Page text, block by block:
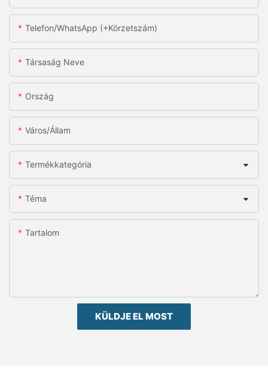
Telefon/WhatsApp (+körzetszám)
Társaság Neve
Ország
Város/állam
Termékkategória
Téma
Tartalom
KÜLDJE EL MOST